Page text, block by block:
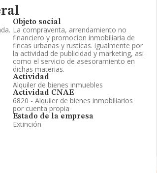
Objeto social
La compraventa, arrendamiento no
financiero y promocion inmobiliaria de
fincas urbanas y rusticas. igualmente por
la actividad de publicidad y marketing, asi
como el servicio de asesoramiento en
dichas materias.
Actividad
Alquiler de bienes inmuebles
Actividad CNAE
6820 - Alquiler de bienes inmobiliarios
por cuenta propia
Estado de la empresa
Extinción